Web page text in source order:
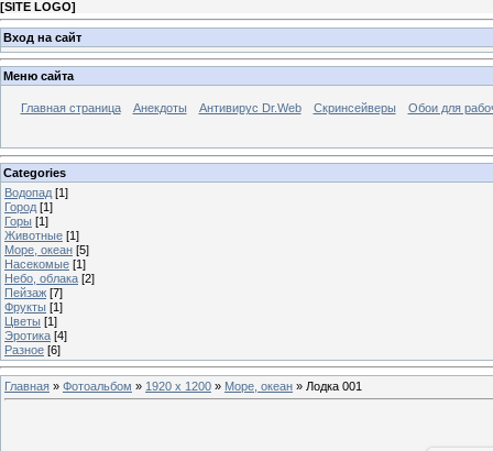
[SITE LOGO]
Вход на сайт
Меню сайта
Главная страница Анекдоты Антивирус Dr.Web Скринсейверы Обои для
Categories
Водопад [1]
Город [1]
Горы [1]
Животные [1]
Море, океан [5]
Насекомые [1]
Небо, облака [2]
Пейзаж [7]
Фрукты [1]
Цветы [1]
Эротика [4]
Разное [6]
Главная » Фотоальбом » 1920 x 1200 » Море, океан » Лодка 001